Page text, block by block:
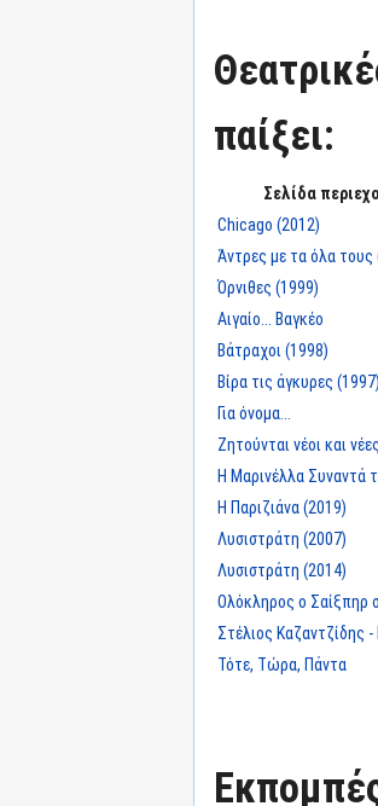
παίξει:
Σελίδα
Chicago (2012)
Άντρες με τα όλα τους
Όρνιθες (1999)
Αιγαίο... Βαγκέο
Βάτραχοι (1998)
Βίρα τις άγκυρες (1997)
Για όνομα...
Ζητούνται νέοι και νέες
Η Μαρινέλλα Συναντά
Η Παριζιάνα (2019)
Λυσιστράτη (2007)
Λυσιστράτη (2014)
Ολόκληρος ο Σαίξπηρ
Στέλιος Καζαντζίδης
Τότε, Τώρα, Πάντα